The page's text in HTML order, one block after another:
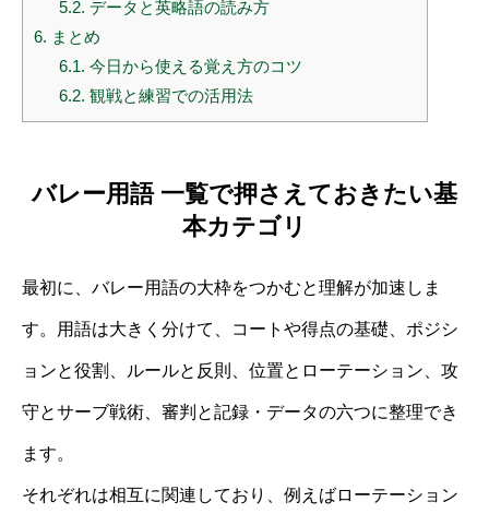
5.2. データと英略語の読み方
6. まとめ
6.1. 今日から使える覚え方のコツ
6.2. 観戦と練習での活用法
バレー用語 一覧で押さえておきたい基
本カテゴリ
最初に、バレー用語の大枠をつかむと理解が加速しま
す。用語は大きく分けて、コートや得点の基礎、ポジシ
ョンと役割、ルールと反則、位置とローテーション、攻
守とサーブ戦術、審判と記録・データの六つに整理でき
ます。
それぞれは相互に関連しており、例えばローテーション